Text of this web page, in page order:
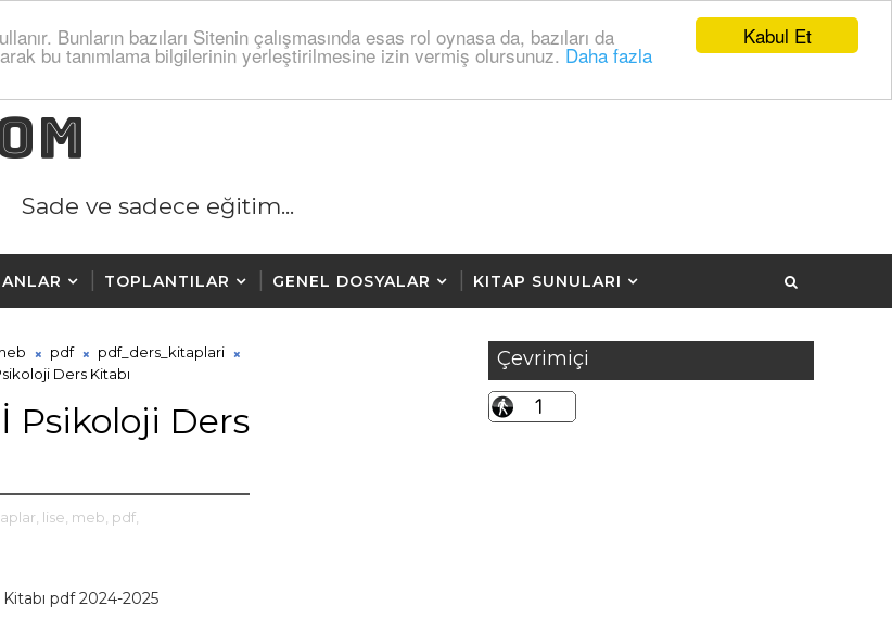
Kabul Et
Bunların bazıları Sitenin çalışmasında esas rol oynasa da, bazıları da
bu tanımlama bilgilerinin yerleştirilmesine izin vermiş olursunuz. Daha fazla
Sade ve sadece eğitim...
TOPLANTILAR GENEL DOSYALAR KITAP SUNULARI
pdf
pdf_ders_kitaplari
Ders Kitabı
Psikoloji Ders
lise, meb, pdf,
Kitabı pdf 2024-2025
Çevrimiçi